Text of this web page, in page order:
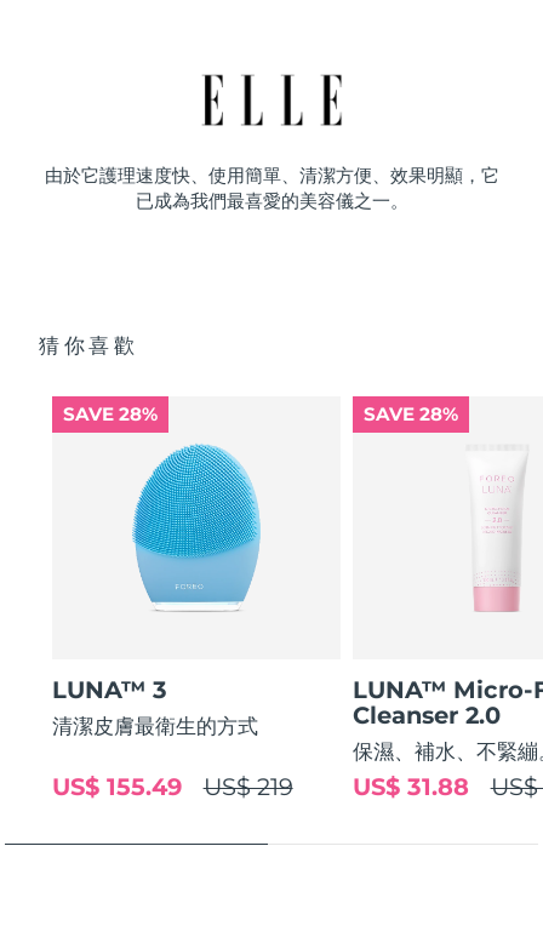
由於它護理速度快、使用簡單、清潔方便、效果明顯，它
已成為我們最喜愛的美容儀之一。
猜你喜歡
SAVE 28%
LUNA™ 3
清潔皮膚最衛生的方式
US$ 219
US$ 155.49
SAVE 28%
LUNA™ Micro-
Cleanser 2.0
保濕、補水、不緊繃
US$ 31.88